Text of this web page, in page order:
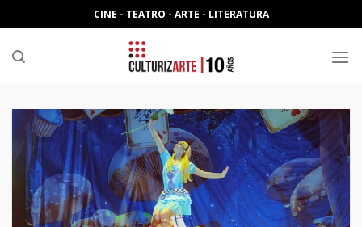
to
content
CINE - TEATRO - ARTE - LITERATURA